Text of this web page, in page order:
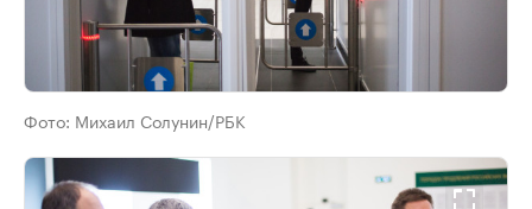
Фото: Михаил Солунин/РБК